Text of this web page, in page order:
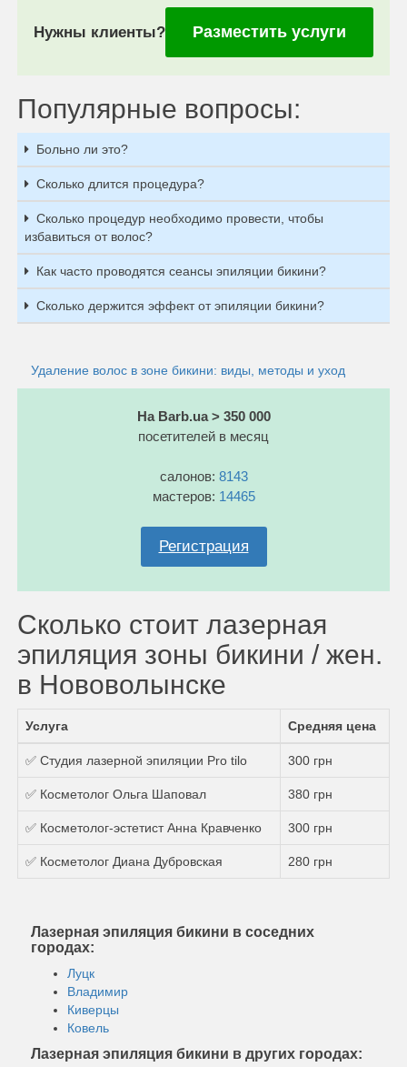
Нужны клиенты? Разместить услуги
Популярные вопросы:
Больно ли это?
Сколько длится процедура?
Сколько процедур необходимо провести, чтобы
избавиться от волос?
Как часто проводятся сеансы эпиляции бикини?
Сколько держится эффект от эпиляции бикини?
Удаление волос в зоне бикини: виды, методы и уход
На Barb.ua > 350 000
посетителей в месяц
салонов: 8143
мастеров: 14465
Регистрация
Сколько стоит лазерная
эпиляция зоны бикини / жен.
в Нововолынске
Услуга Средняя цена
✅ Студия лазерной эпиляции Pro tilo 300 грн
✅ Косметолог Ольга Шаповал 380 грн
✅ Косметолог-эстетист Анна Кравченко 300 грн
✅ Косметолог Диана Дубровская 280 грн
Лазерная эпиляция бикини в соседних
городах:
Луцк
Владимир
Киверцы
Ковель
Лазерная эпиляция бикини в других городах: